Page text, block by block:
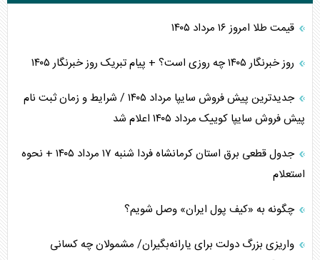
قیمت طلا امروز ۱۶ مرداد ۱۴۰۵
روز خبرنگار ۱۴۰۵ چه روزی است؟ + پیام تبریک روز خبرنگار ۱۴۰۵
جدیدترین پیش فروش سایپا مرداد ۱۴۰۵ / شرایط و زمان ثبت نام
پیش فروش سایپا کوییک مرداد ۱۴۰۵ اعلام شد
جدول قطعی برق استان کرمانشاه فردا شنبه ۱۷ مرداد ۱۴۰۵ + نحوه
استعلام
چگونه به «کیف پول ایران» وصل شویم؟
واریزی بزرگ دولت برای یارانه‌بگیران/ مشمولان چه کسانی